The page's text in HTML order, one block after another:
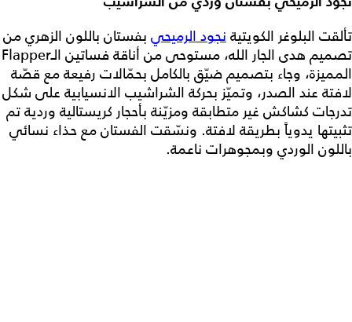
تألقت البلوغر الكويتيةنجود الرميحي بفستان باللون الزهري من
تصميم هدى الجار الله، مستوحى من أناقة فساتين الـFlapper
المميزة، وجاء بتصميم ضيّق بالكامل بحمّالات رفيعة مع قصّة
لافتة عند الصدر، وتميّز بحركة الشراشيب الانسيابية على شكل
تدرجات كشاكش غير متطابقة ومزيّنة بأحجار كريستالية وردية تم
تثبيتها يدوياً بطريقة لافتة. ونسّقت الفستان مع حذاء نسائي
باللون الوردي وبمجوهرات ناعمة.